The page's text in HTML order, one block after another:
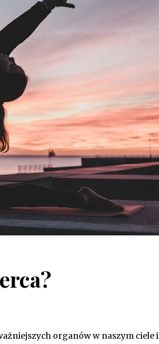
organów w naszym ciele